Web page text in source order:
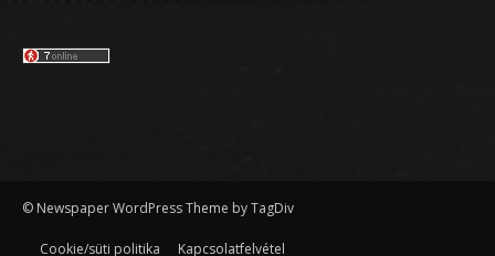
© Newspaper WordPress Theme by TagDiv
Cookie/süti politika Kapcsolatfelvétel